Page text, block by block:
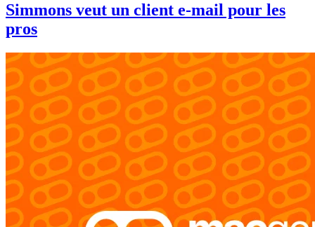
Simmons veut un client e-mail pour les
pros